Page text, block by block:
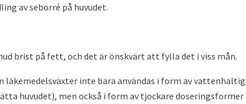
av seborré på huvudet.
brist på fett, och det är önskvärt att fylla det i viss mån.
läkemedelsväxter inte bara användas i form av
huvudet), men också i form av tjockare doseringsformer